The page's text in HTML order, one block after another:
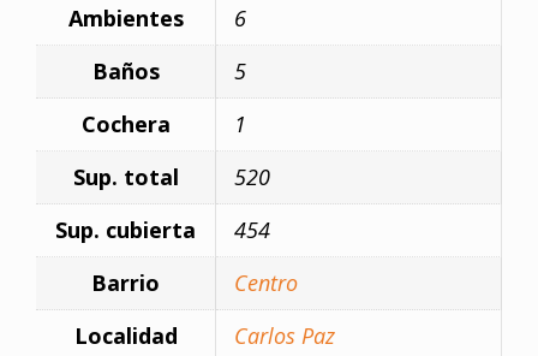
Ambientes
6
Baños
5
Cochera
1
Sup. total
520
Sup. cubierta
454
Barrio
Centro
Localidad
Carlos Paz